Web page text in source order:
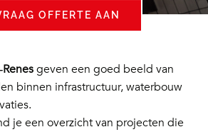
OFFERTE AAN
geven een goed beeld van
binnen infrastructuur, waterbouw
je een overzicht van projecten die